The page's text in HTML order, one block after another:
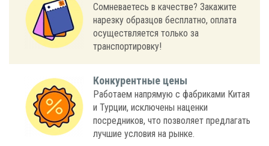
Сомневаетесь в качестве? Закажите
нарезку образцов бесплатно, оплата
осуществляется только за
транспортировку!
Конкурентные цены
Работаем напрямую с фабриками Китая
и Турции, исключены наценки
посредников, что позволяет предлагать
лучшие условия на рынке.